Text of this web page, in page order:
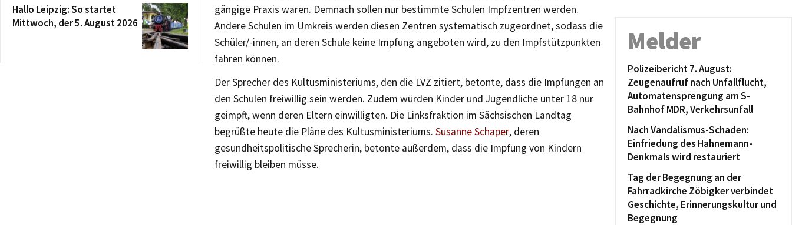
gängige Praxis waren. Demnach sollen nur bestimmte Schulen Impfzentren werden.
Andere Schulen im Umkreis werden diesen Zentren systematisch zugeordnet, sodass die
Schüler/-innen, an deren Schule keine Impfung angeboten wird, zu den Impfstützpunkten
fahren können.
Der Sprecher des Kultusministeriums, den die LVZ zitiert, betonte, dass die Impfungen an
den Schulen freiwillig sein werden. Zudem würden Kinder und Jugendliche unter 18 nur
geimpft, wenn deren Eltern einwilligten. Die Linksfraktion im Sächsischen Landtag
begrüßte heute die Pläne des Kultusministeriums. Susanne Schaper, deren
gesundheitspolitische Sprecherin, betonte außerdem, dass die Impfung von Kindern
freiwillig bleiben müsse.
Hallo Leipzig: So startet
Mittwoch, der 5. August 2026
Melder
Polizeibericht 7. August:
Zeugenaufruf nach Unfallflucht,
Automatensprengung am S-
Bahnhof MDR, Verkehrsunfall
Nach Vandalismus-Schaden:
Einfriedung des Hahnemann-
Denkmals wird restauriert
Tag der Begegnung an der
Fahrradkirche Zöbigker verbindet
Geschichte, Erinnerungskultur und
Begegnung